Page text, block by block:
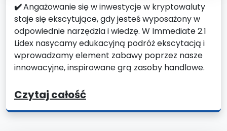
✔️Angażowanie się w inwestycje w kryptowaluty
staje się ekscytujące, gdy jesteś wyposażony w
odpowiednie narzędzia i wiedzę. W Immediate 2.1
Lidex nasycamy edukacyjną podróż ekscytacją i
wprowadzamy element zabawy poprzez nasze
innowacyjne, inspirowane grą zasoby handlowe.
Czytaj całość